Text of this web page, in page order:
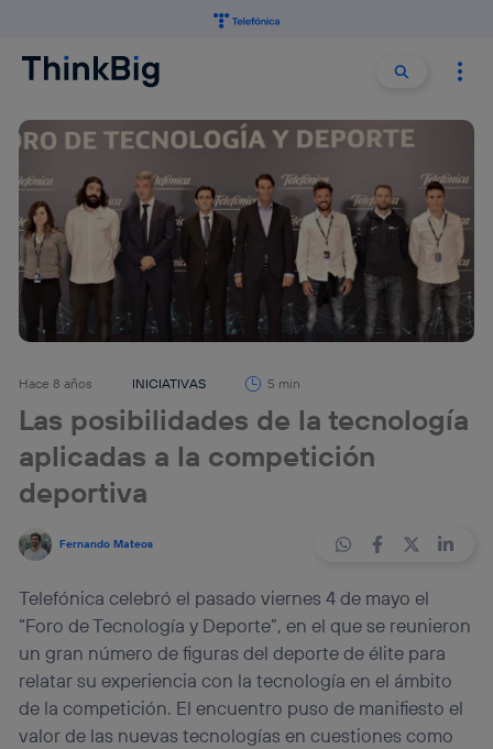
Buscar
Hace 8 años INICIATIVAS 5 min
Las posibilidades de la tecnología
aplicadas a la competición
deportiva
Fernando Mateos
Telefónica celebró el pasado viernes 4 de mayo el
“Foro de Tecnología y Deporte”, en el que se reunieron
un gran número de figuras del deporte de élite para
relatar su experiencia con la tecnología en el ámbito
de la competición. El encuentro puso de manifiesto el
valor de las nuevas tecnologías en cuestiones como